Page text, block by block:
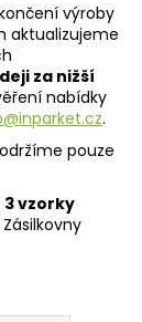
výroby
aktualizujeme
za nižší
nabídky
.
pouze
3 vzorky